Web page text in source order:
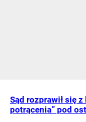
Sąd rozprawił się
potrącenia” pod